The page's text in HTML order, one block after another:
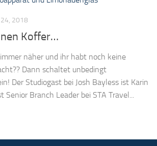
24, 2018
Koffer…
näher und ihr habt noch keine
Dann schaltet unbedingt
Der Studiogast bei Josh Bayless ist Karin
Senior Branch Leader bei STA Travel...